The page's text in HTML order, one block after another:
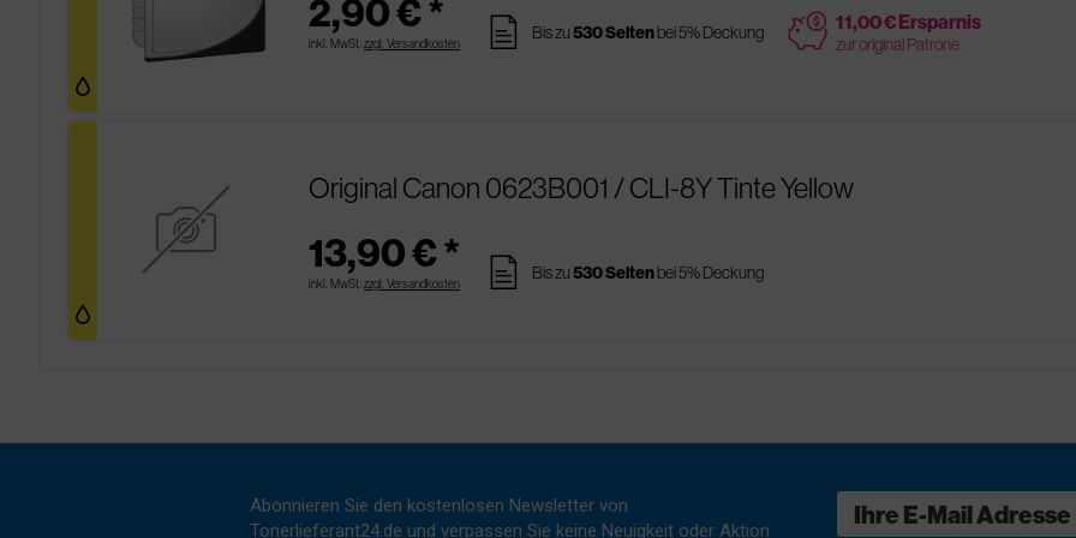
2,90 € *
inkl. MwSt. zzgl. Versandkosten pages Bis zu530 Seitenbei 5% Deckung price 11,00 € Ersparnis
zur original Patrone
Original Canon 0623B001 / CLI-8Y Tinte Yellow
13,90 € *
inkl. MwSt. zzgl. Versandkosten pages Bis zu530 Seitenbei 5% Deckung
Abonnieren Sie den kostenlosen Newsletter von
Tonerlieferant24.de und verpassen Sie keine Neuigkeit oder Aktion